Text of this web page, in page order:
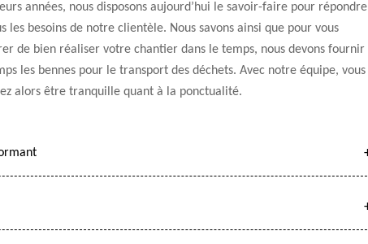
années, nous disposons aujourd’hui le savoir-faire pour répondre
les besoins de notre clientèle. Nous savons ainsi que pour vous
de bien réaliser votre chantier dans le temps, nous devons fournir
les bennes pour le transport des déchets. Avec notre équipe, vous
alors être tranquille quant à la ponctualité.